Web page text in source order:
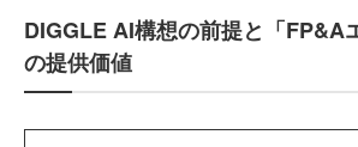
DIGGLE AI構想の前提と「FP&A
の提供価値